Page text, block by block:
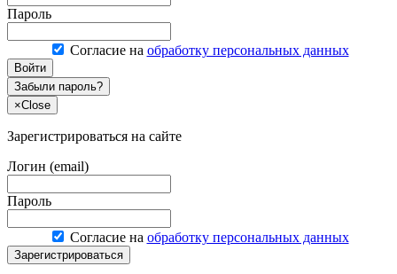
Пароль
Согласие на обработку персональных данных
Войти
Забыли пароль?
×Close
Зарегистрироваться на сайте
Логин (email)
Пароль
Согласие на обработку персональных данных
Зарегистрироваться